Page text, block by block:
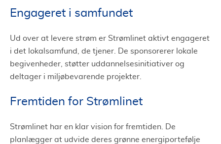
Engageret i samfundet
Ud over at levere strøm er Strømlinet aktivt engageret
i det lokalsamfund, de tjener. De sponsorerer lokale
begivenheder, støtter uddannelsesinitiativer og
deltager i miljøbevarende projekter.
Fremtiden for Strømlinet
Strømlinet har en klar vision for fremtiden. De
planlægger at udvide deres grønne energiportefølje